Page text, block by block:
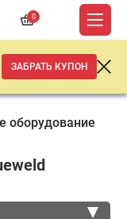
0
ЗАБРАТЬ КУПОН
оборудование